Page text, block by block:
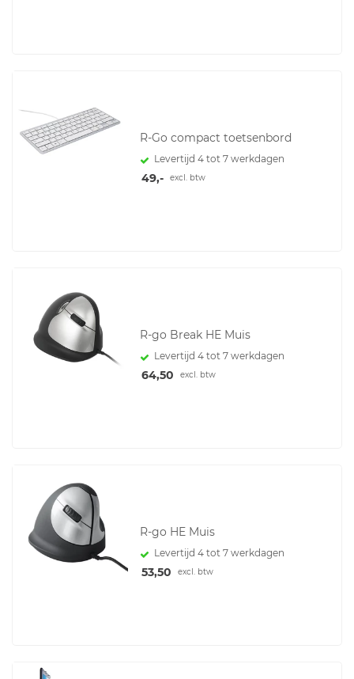
R-Go compact toetsenbord
Levertijd 4 tot 7 werkdagen
49,- excl. btw
R-go Break HE Muis
Levertijd 4 tot 7 werkdagen
64,50 excl. btw
R-go HE Muis
Levertijd 4 tot 7 werkdagen
53,50 excl. btw